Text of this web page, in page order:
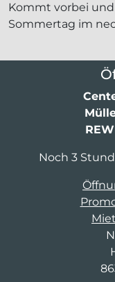
Kommt vorbei
Sommertag im
Noch 3